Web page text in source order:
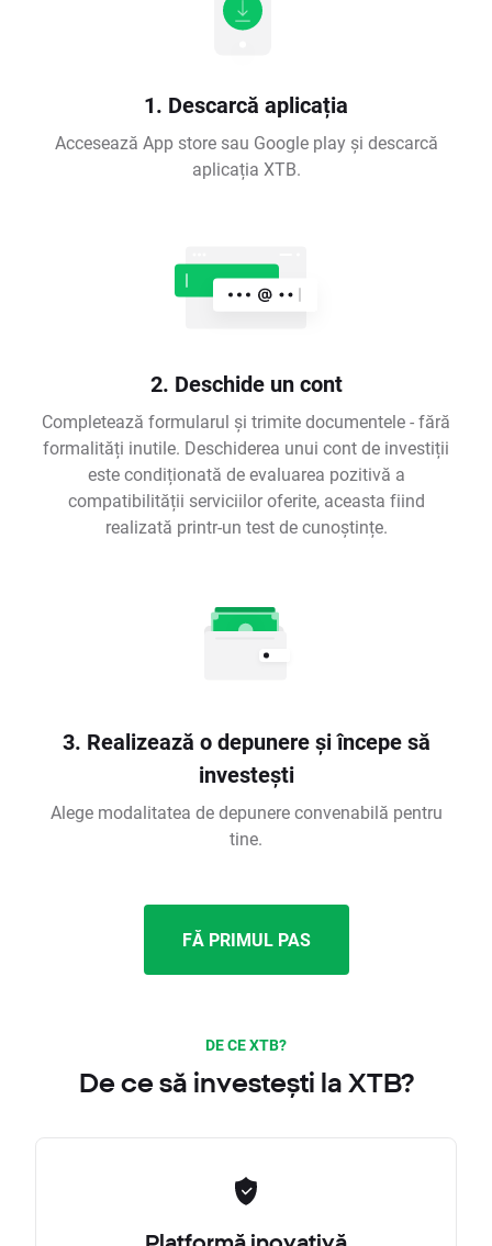
1. Descarcă aplicația
Accesează App store sau Google play și descarcă
aplicația XTB.
2. Deschide un cont
Completează formularul și trimite documentele - fără
formalități inutile. Deschiderea unui cont de investiții
este condiționată de evaluarea pozitivă a
compatibilității serviciilor oferite, aceasta fiind
realizată printr-un test de cunoștințe.
3. Realizează o depunere și începe să
investești
Alege modalitatea de depunere convenabilă pentru
tine.
FĂ PRIMUL PAS
DE CE XTB?
De ce să investești la XTB?